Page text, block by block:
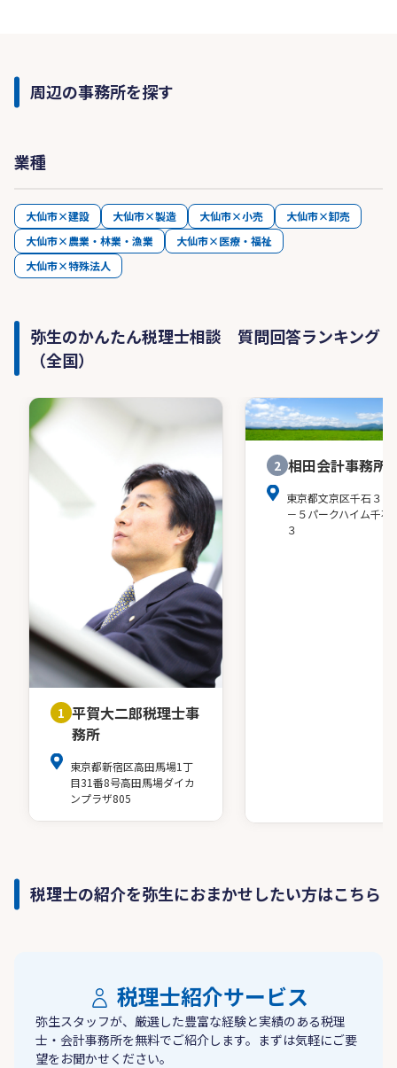
周辺の事務所を探す
業種
大仙市×建設 大仙市×製造 大仙市×小売
大仙市×卸売
大仙市×農業・林業・漁業
大仙市×医療・福祉
大仙市×特殊法人
弥生のかんたん税理士相談 質問回答ランキング
（全国）
1 平賀大二郎税理士事
務所
東京都新宿区高田馬場1丁
目31番8号高田馬場ダイカ
ンプラザ805
2 相田会計事務所
東京都文京区千石３－
－５パークハイム千石
３
税理士の紹介を弥生におまかせしたい方はこちら
税理士紹介サービス
弥生スタッフが、厳選した豊富な経験と実績のある税理
士・会計事務所を無料でご紹介します。まずは気軽にご要
望をお聞かせください。